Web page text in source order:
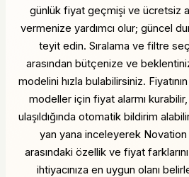
günlük fiyat geçmişi ve ücretsiz
vermenize yardımcı olur; güncel
teyit edin. Sıralama ve filtre
arasından bütçenize ve
modelini hızla bulabilirsiniz.
modeller için fiyat alarmı
ulaşıldığında otomatik bildirim
yan yana inceleyerek
arasındaki özellik ve fiyat
ihtiyacınıza en uygun olanı